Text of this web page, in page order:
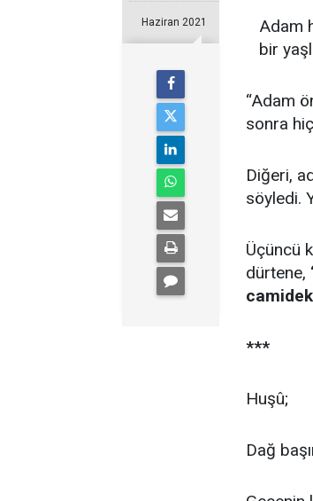
Haziran 2021
Adam
bir
“Adam
sonra
Diğeri,
söyledi.
Üçüncü
dürtene,
***
Huşû;
Dağ